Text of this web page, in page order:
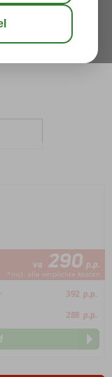
va 290 p.p.
*incl. alle verplichte kosten
392 p.p.
288 p.p.